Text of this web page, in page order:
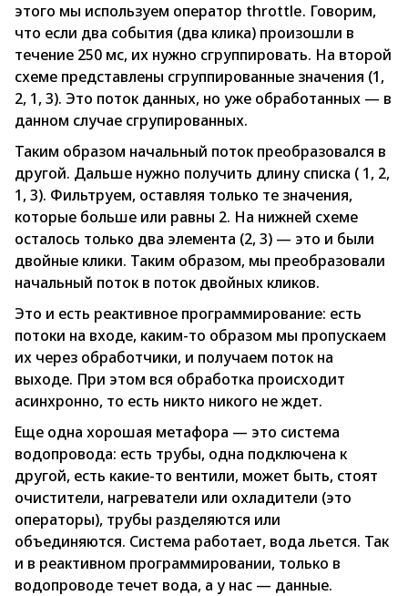
этого мы используем оператор throttle. Говорим,
что если два события (два клика) произошли в
течение 250 мс, их нужно сгруппировать. На второй
схеме представлены сгруппированные значения (1,
2, 1, 3). Это поток данных, но уже обработанных — в
данном случае сгрупированных.
Таким образом начальный поток преобразовался в
другой. Дальше нужно получить длину списка ( 1, 2,
1, 3). Фильтруем, оставляя только те значения,
которые больше или равны 2. На нижней схеме
осталось только два элемента (2, 3) — это и были
двойные клики. Таким образом, мы преобразовали
начальный поток в поток двойных кликов.
Это и есть реактивное программирование: есть
потоки на входе, каким-то образом мы пропускаем
их через обработчики, и получаем поток на
выходе. При этом вся обработка происходит
асинхронно, то есть никто никого не ждет.
Еще одна хорошая метафора — это система
водопровода: есть трубы, одна подключена к
другой, есть какие-то вентили, может быть, стоят
очистители, нагреватели или охладители (это
операторы), трубы разделяются или
объединяются. Система работает, вода льется. Так
и в реактивном программировании, только в
водопроводе течет вода, а у нас — данные.